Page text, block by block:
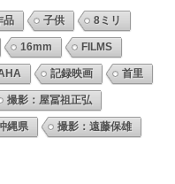
品 子供 8ミリ
16mm FILMS
記録映画 首里
撮影：屋冨祖正弘
縄県 撮影：遠藤保雄